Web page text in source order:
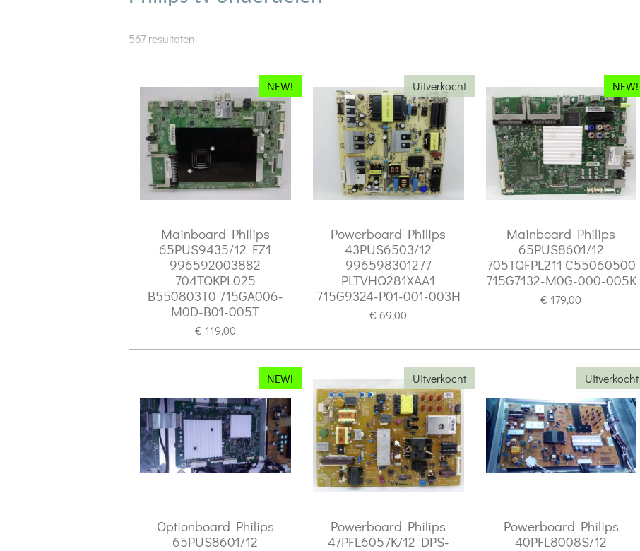
567 resultaten
NEW!
Mainboard Philips
65PUS9435/12 FZ1
996592003882
704TQKPL025
B550803T0 715GA006-
M0D-B01-005T
€ 119,00
Uitverkocht
Powerboard Philips
43PUS6503/12
996598301277
PLTVHQ281XAA1
715G9324-P01-001-003H
€ 69,00
NEW!
Mainboard Philips
65PUS8601/12
705TQFPL211 C55060500
715G7132-M0G-000-005K
€ 179,00
NEW!
Optionboard Philips
65PUS8601/12
Uitverkocht
Powerboard Philips
47PFL6057K/12 DPS-
Uitverkocht
Powerboard Philips
40PFL8008S/12